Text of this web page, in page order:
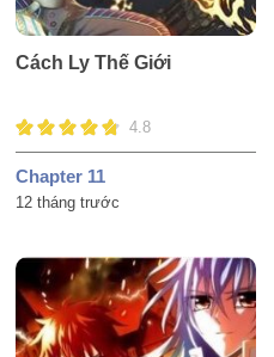
Cách Ly Thế Giới
4.8
Chapter 11
12 tháng trước